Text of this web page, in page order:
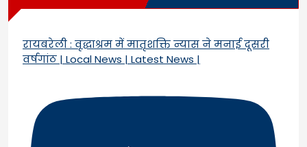
रायबरेली : वृद्धाश्रम में मातृशक्ति न्यास ने मनाई दूसरी
वर्षगांठ | Local News | Latest News |